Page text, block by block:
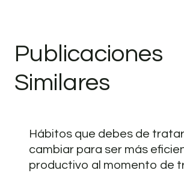
Publicaciones
Similares
Hábitos que debes de
cambiar para ser más
productivo al momento de